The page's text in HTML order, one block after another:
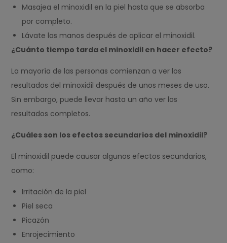
Masajea el minoxidil en la piel hasta que se absorba
por completo.
Lávate las manos después de aplicar el minoxidil.
¿Cuánto tiempo tarda el minoxidil en hacer efecto?
La mayoría de las personas comienzan a ver los
resultados del minoxidil después de unos meses de uso.
Sin embargo, puede llevar hasta un año ver los
resultados completos.
¿Cuáles son los efectos secundarios del minoxidil?
El minoxidil puede causar algunos efectos secundarios,
como:
Irritación de la piel
Piel seca
Picazón
Enrojecimiento